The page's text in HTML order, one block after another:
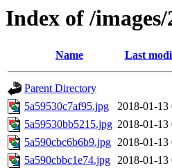
Index of /images/
Name Last
Parent Directory
5a59530c7af95.jpg
2018-01-13
5a59530bb5215.jpg 2018-01-13
5a590cbc6b6b9.jpg 2018-01-13
5a590cbbc1e74.jpg 2018-01-13